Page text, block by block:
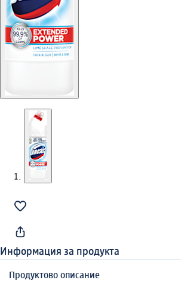
Информация за продукта
Продуктово описание